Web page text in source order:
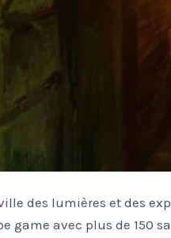
des lumières et des
game avec plus de 150